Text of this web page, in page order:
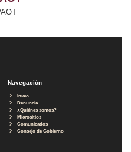
Navegación
Inicio
Denuncia
¿Quiénes somos?
Micrositios
Comunicados
Consejo de Gobierno